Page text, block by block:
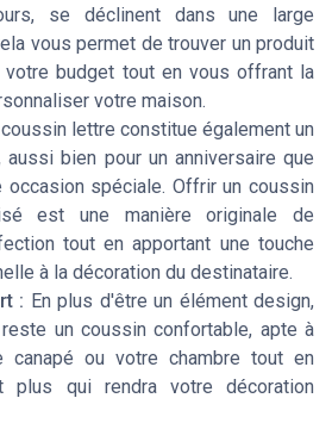
se déclinent dans une large
vous permet de trouver un produit
votre budget tout en vous offrant la
votre maison.
coussin lettre constitue également un
aussi bien pour un anniversaire que
occasion spéciale. Offrir un coussin
est une manière originale de
tout en apportant une touche
à la décoration du destinataire.
: En plus d'être un élément design,
un coussin confortable, apte à
canapé ou votre chambre tout en
plus qui rendra votre décoration